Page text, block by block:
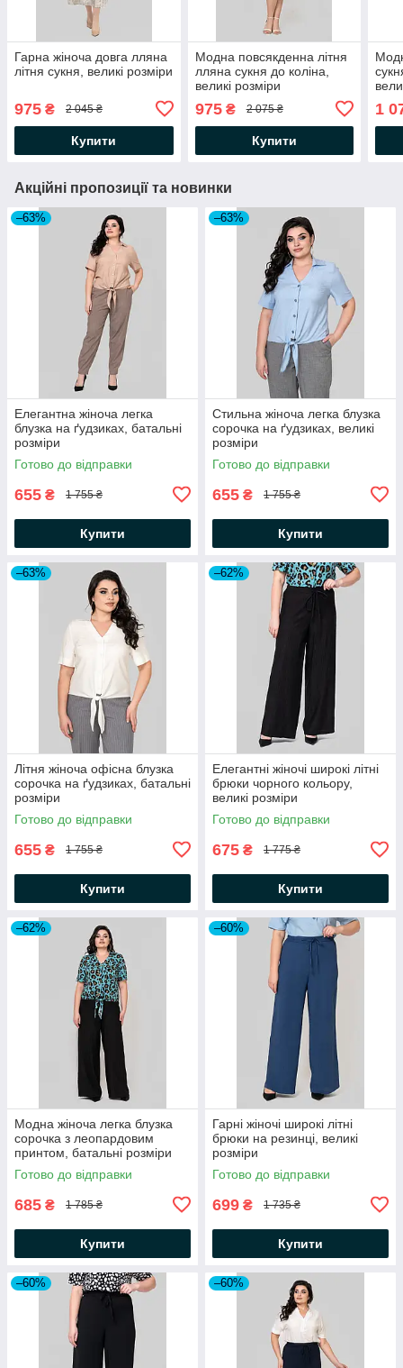
Гарна жіноча довга лляна
літня сукня, великі розміри
975 ₴ 2 045 ₴
Купити
Модна повсякденна літня
лляна сукня до коліна,
великі розміри
975₴ 2 075 ₴
Купити
1
Акційні пропозиції та новинки
–63%
Елегантна жіноча легка
блузка на ґудзиках, батальні
розміри
Готово до відправки
655 ₴ 1 755 ₴
Купити
–63%
Стильна жіноча легка блузка
сорочка на ґудзиках, великі
розміри
Готово до відправки
655 ₴ 1 755 ₴
Купити
–63%
Літня жіноча офісна блузка
сорочка на ґудзиках, батальні
розміри
Готово до відправки
655 ₴ 1 755 ₴
Купити
–62%
Елегантні жіночі широкі літні
брюки чорного кольору,
великі розміри
Готово до відправки
675 ₴ 1 775 ₴
Купити
–62%
Модна жіноча легка блузка
сорочка з леопардовим
принтом, батальні розміри
Готово до відправки
685 ₴ 1 785 ₴
Купити
–60%
Гарні жіночі широкі літні
брюки на резинці, великі
розміри
Готово до відправки
699 ₴ 1 735 ₴
Купити
–60% –60%